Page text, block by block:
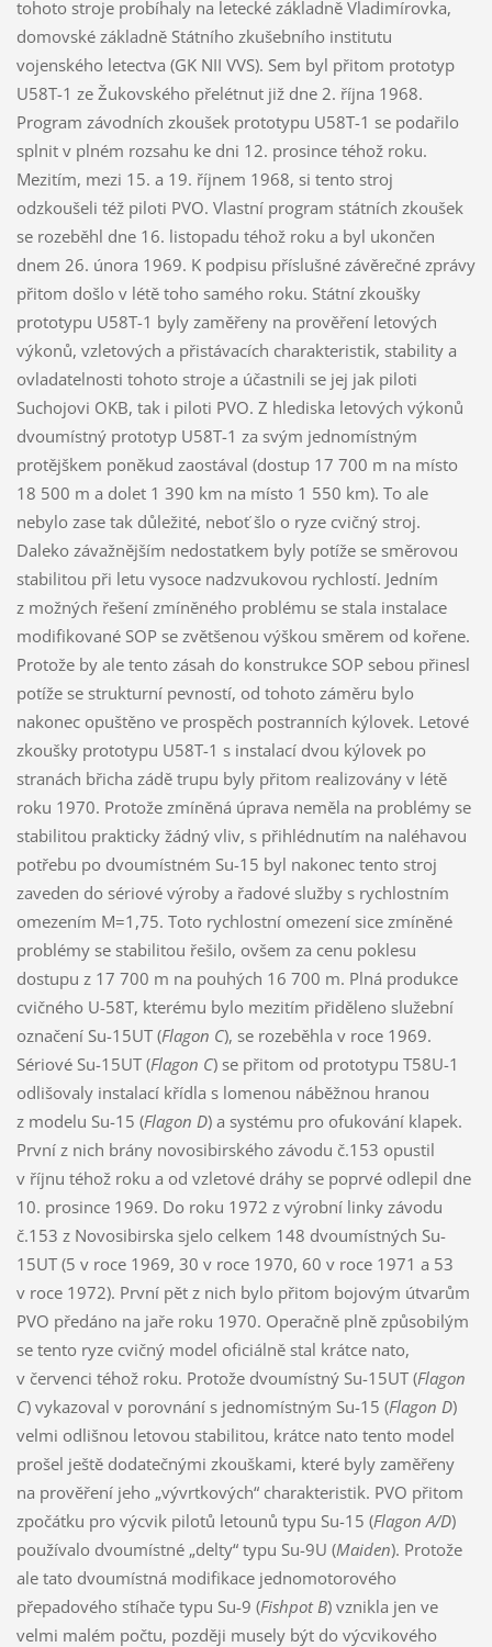
tohoto stroje probíhaly na letecké základně Vladimírovka,
domovské základně Státního zkušebního institutu
vojenského letectva (GK NII VVS). Sem byl přitom prototyp
U58T-1 ze Žukovského přelétnut již dne 2. října 1968.
Program závodních zkoušek prototypu U58T-1 se podařilo
splnit v plném rozsahu ke dni 12. prosince téhož roku.
Mezitím, mezi 15. a 19. říjnem 1968, si tento stroj
odzkoušeli též piloti PVO. Vlastní program státních zkoušek
se rozeběhl dne 16. listopadu téhož roku a byl ukončen
dnem 26. února 1969. K podpisu příslušné závěrečné zprávy
přitom došlo v létě toho samého roku. Státní zkoušky
prototypu U58T-1 byly zaměřeny na prověření letových
výkonů, vzletových a přistávacích charakteristik, stability a
ovladatelnosti tohoto stroje a účastnili se jej jak piloti
Suchojovi OKB, tak i piloti PVO. Z hlediska letových výkonů
dvoumístný prototyp U58T-1 za svým jednomístným
protějškem poněkud zaostával (dostup 17 700 m na místo
18 500 m a dolet 1 390 km na místo 1 550 km). To ale
nebylo zase tak důležité, neboť šlo o ryze cvičný stroj.
Daleko závažnějším nedostatkem byly potíže se směrovou
stabilitou při letu vysoce nadzvukovou rychlostí. Jedním
z možných řešení zmíněného problému se stala instalace
modifikované SOP se zvětšenou výškou směrem od kořene.
Protože by ale tento zásah do konstrukce SOP sebou přinesl
potíže se strukturní pevností, od tohoto záměru bylo
nakonec opuštěno ve prospěch postranních kýlovek. Letové
zkoušky prototypu U58T-1 s instalací dvou kýlovek po
stranách břicha zádě trupu byly přitom realizovány v létě
roku 1970. Protože zmíněná úprava neměla na problémy se
stabilitou prakticky žádný vliv, s přihlédnutím na naléhavou
potřebu po dvoumístném Su-15 byl nakonec tento stroj
zaveden do sériové výroby a řadové služby s rychlostním
omezením M=1,75. Toto rychlostní omezení sice zmíněné
problémy se stabilitou řešilo, ovšem za cenu poklesu
dostupu z 17 700 m na pouhých 16 700 m. Plná produkce
cvičného U-58T, kterému bylo mezitím přiděleno služební
označení Su-15UT (Flagon C), se rozeběhla v roce 1969.
Sériové Su-15UT (Flagon C) se přitom od prototypu T58U-1
odlišovaly instalací křídla s lomenou náběžnou hranou
z modelu Su-15 (Flagon D) a systému pro ofukování klapek.
První z nich brány novosibirského závodu č.153 opustil
v říjnu téhož roku a od vzletové dráhy se poprvé odlepil dne
10. prosince 1969. Do roku 1972 z výrobní linky závodu
č.153 z Novosibirska sjelo celkem 148 dvoumístných Su-
15UT (5 v roce 1969, 30 v roce 1970, 60 v roce 1971 a 53
v roce 1972). První pět z nich bylo přitom bojovým útvarům
PVO předáno na jaře roku 1970. Operačně plně způsobilým
se tento ryze cvičný model oficiálně stal krátce nato,
v červenci téhož roku. Protože dvoumístný Su-15UT (Flagon
C) vykazoval v porovnání s jednomístným Su-15 (Flagon D)
velmi odlišnou letovou stabilitou, krátce nato tento model
prošel ještě dodatečnými zkouškami, které byly zaměřeny
na prověření jeho „vývrtkových“ charakteristik. PVO přitom
zpočátku pro výcvik pilotů letounů typu Su-15 (Flagon A/D)
používalo dvoumístné „delty“ typu Su-9U (Maiden). Protože
ale tato dvoumístná modifikace jednomotorového
přepadového stíhače typu Su-9 (Fishpot B) vznikla jen ve
velmi malém počtu, později musely být do výcvikového